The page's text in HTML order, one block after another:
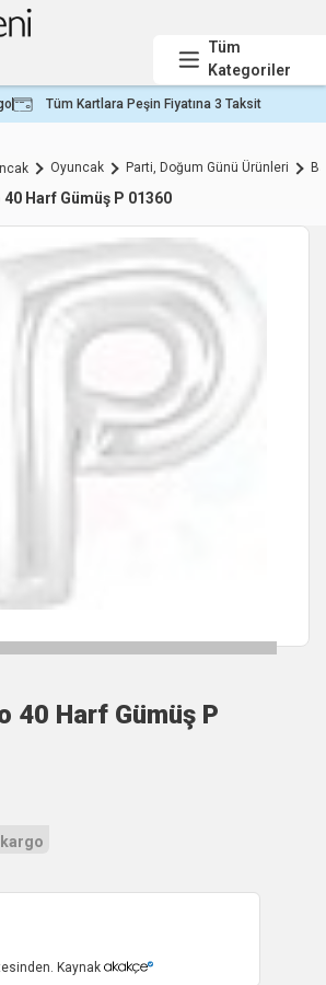
Tüm
Kategoriler
Tüm Kartlara Peşin Fiyatına 3 Taksit
Oyuncak Parti, Doğum Günü Ürünleri
Harf Gümüş P 01360
40 Harf Gümüş P
Kaynak